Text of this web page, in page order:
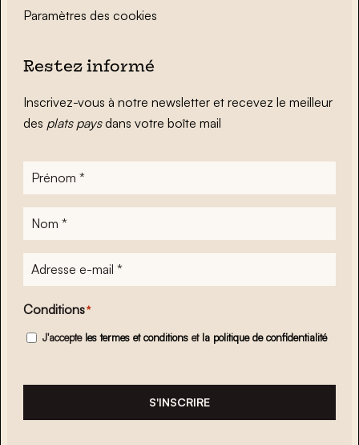
Paramètres des cookies
Restez informé
Inscrivez-vous à notre newsletter et recevez le meilleur
des plats paysdans votre boîte mail
Prénom
Nom
Adresse
e-
mail*
Conditions*
J'accepte les termes et conditions et la politique de confidentialité
S'INSCRIRE